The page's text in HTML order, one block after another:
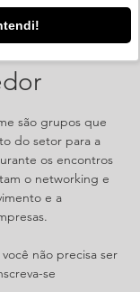
são grupos que
do setor para a
os encontros
o networking e
e a
não precisa ser
se